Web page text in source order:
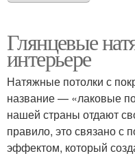
Глянцевые
интерьере
Натяжные потолки с
название — «лаковые
нашей страны отдают
правило, это связано с
эффектом, который